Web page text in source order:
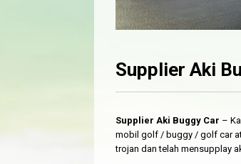
Supplier Aki
Supplier Aki Buggy Car –
mobil golf / buggy / golf car
trojan dan telah mensupplay